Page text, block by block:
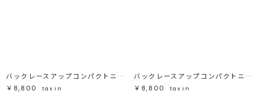
バックレースアップコンパクトニット
￥8,800
tax in
バックレースアップコンパクトニット
￥8,800
tax in